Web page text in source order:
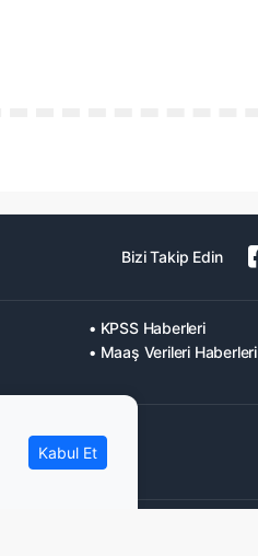
Bizi Takip Edin
• KPSS Haberleri
• Maaş Verileri Haberleri
Kabul Et